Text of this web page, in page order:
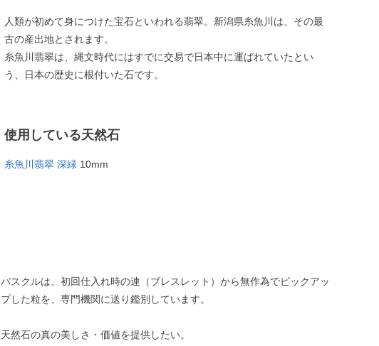
人類が初めて身につけた宝石といわれる翡翠。新潟県糸魚川は、その最
古の産出地とされます。
糸魚川翡翠は、縄文時代にはすでに交易で日本中に運ばれていたとい
う、日本の歴史に根付いた石です。
使用している天然石
糸魚川翡翠 深緑 10mm
パスクルは、初回仕入れ時の連（ブレスレット）から無作為でピックアッ
プした粒を、専門機関に送り鑑別しています。
天然石の真の美しさ・価値を提供したい。